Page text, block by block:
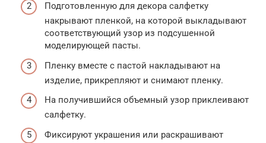
Подготовленную для декора салфетку
накрывают пленкой, на которой выкладывают
соответствующий узор из подсушенной
моделирующей пасты.
Пленку вместе с пастой накладывают на
изделие, прикрепляют и снимают пленку.
На получившийся объемный узор приклеивают
салфетку.
Фиксируют украшения или раскрашивают